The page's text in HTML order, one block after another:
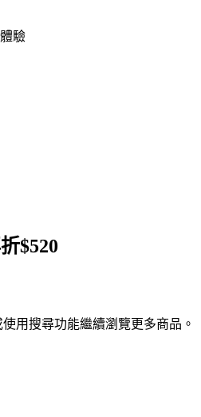
驗
$520
用搜尋功能繼續瀏覽更多商品。